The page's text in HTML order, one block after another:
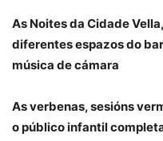
As Noites da Cidade
diferentes espazos do
música de cámara
As verbenas, sesións
o público infantil